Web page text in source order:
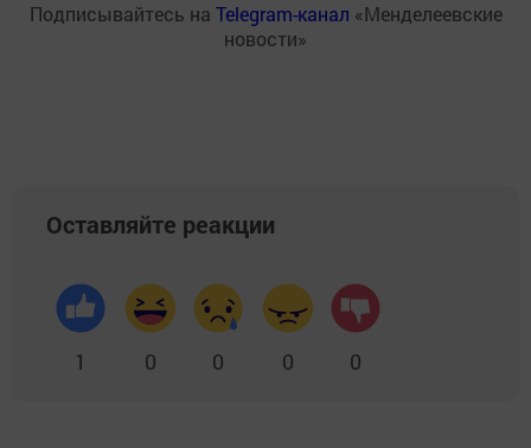
Подписывайтесь на Telegram-канал «Менделеевские
новости»
Оставляйте реакции
1 0 0 0 0